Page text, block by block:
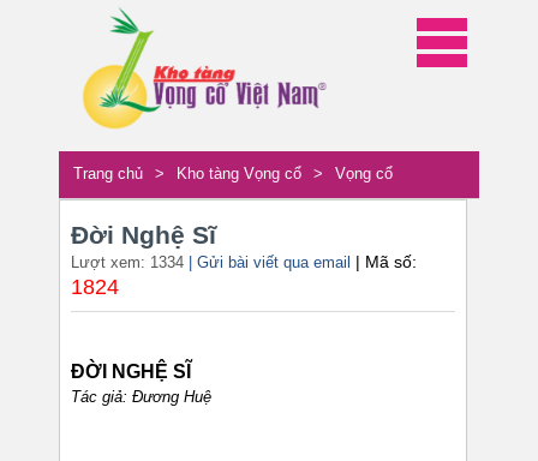
Trang chủ > Kho tàng Vọng cổ > Vọng cổ
Đời Nghệ Sĩ
Lượt xem: 1334 | Gửi bài viết qua email | Mã số:
1824
ĐỜI NGHỆ SĨ
Tác giả: Đương Huệ